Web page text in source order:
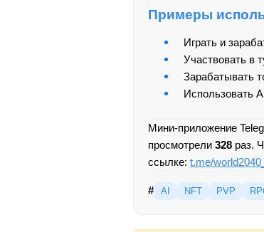
Примеры
Играть и
Участвовать в
Зарабатывать
Использовать
Мини-приложение
просмотрели 328 раз.
ссылке: t.me/
# AI NFT PVP